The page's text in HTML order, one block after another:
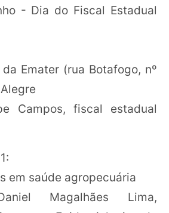
- Dia do Fiscal Estadual
Emater (rua Botafogo, nº
Campos, fiscal estadual
em saúde agropecuária
Magalhães Lima,